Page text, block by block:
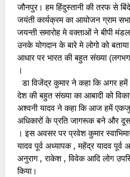
जौनपुर। हम हिंदुस्तानी की तरफ से
जयंती कार्यक्रम का आयोजन ग्राम
जयन्ती समारोह मे वक्ताओं ने बीपी
उनके योगदान के बारे मे लोगो को
आधार पर भारत की बहुत संख्या (लगभग
।
डा विजेंद्र कुमार ने कहा कि अगर
देश की बहुत संख्या का आबादी को
अश्वनी यादव ने कहा कि आज हमें
अधिकारों के प्रति जागरूक बने और
। इस अवसर पर प्रवेश कुमार
यादव पूर्व अध्यापक , महेंद्र यादव पूर्व
अनुराग , राकेश , विवेक आदि लोग
किया।